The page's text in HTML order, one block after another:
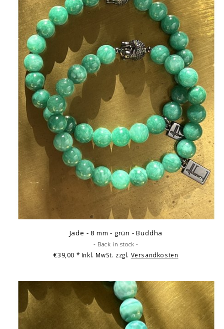
Jade - 8 mm - grün - Buddha
- Back in stock -
€39,00 * Inkl. MwSt. zzgl. Versandkosten